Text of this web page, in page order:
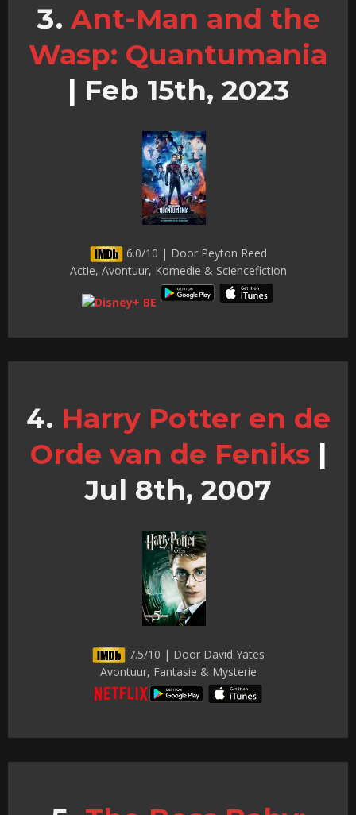
Ant-Man and the
Wasp: Quantumania
| Feb 15th, 2023
6.0/10 | Door Peyton Reed
Actie, Avontuur, Komedie & Sciencefiction
Harry Potter en de
Orde van de Feniks |
Jul 8th, 2007
7.5/10 | Door David Yates
Avontuur, Fantasie & Mysterie